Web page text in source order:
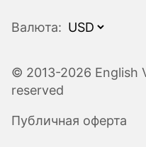
Валюта:
© 2013-2026 English
reserved
Публичная оферта